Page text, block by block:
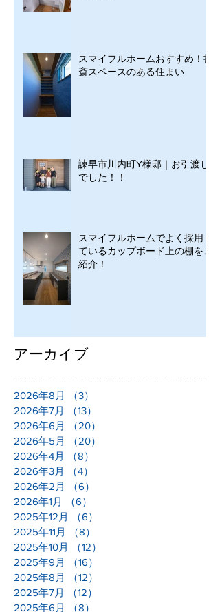
スマイフルホームおすすめ！書
斎スペースのある住まい
諫早市川内町Y様邸｜お引渡し
でした！！
スマイフルホームでよく採用し
ているカップボード上の棚をご
紹介！
アーカイブ
2026年8月 （3）
2026年7月
（13）
2026年6月
（20）
2026年5月
（20）
2026年4月
（8）
2026年3月
（4）
2026年2月
（6）
2026年1月
（6）
2025年12月
（6）
2025年11月
（8）
2025年10月
（12）
2025年9月
（16）
2025年8月
（12）
2025年7月
（12）
2025年6月
（8）